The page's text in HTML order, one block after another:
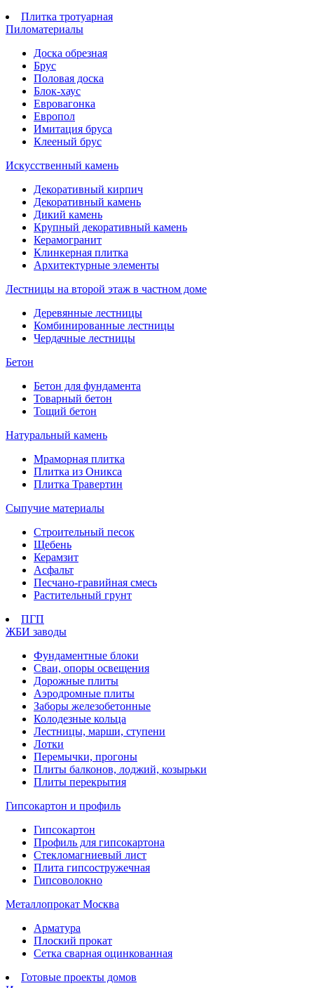
Плитка тротуарная
Пиломатериалы
Доска обрезная
Брус
Половая доска
Блок-хаус
Евровагонка
Европол
Имитация бруса
Клееный брус
Искусственный камень
Декоративный кирпич
Декоративный камень
Дикий камень
Крупный декоративный камень
Керамогранит
Клинкерная плитка
Архитектурные элементы
Лестницы на второй этаж в частном доме
Деревянные лестницы
Комбинированные лестницы
Чердачные лестницы
Бетон
Бетон для фундамента
Товарный бетон
Тощий бетон
Натуральный камень
Мраморная плитка
Плитка из Оникса
Плитка Травертин
Сыпучие материалы
Строительный песок
Щебень
Керамзит
Асфальт
Песчано-гравийная смесь
Растительный грунт
ПГП
ЖБИ заводы
Фундаментные блоки
Сваи, опоры освещения
Дорожные плиты
Аэродромные плиты
Заборы железобетонные
Колодезные кольца
Лестницы, марши, ступени
Лотки
Перемычки, прогоны
Плиты балконов, лоджий, козырьки
Плиты перекрытия
Гипсокартон и профиль
Гипсокартон
Профиль для гипсокартона
Стекломагниевый лист
Плита гипсостружечная
Гипсоволокно
Металлопрокат Москва
Арматура
Плоский прокат
Сетка сварная оцинкованная
Готовые проекты домов